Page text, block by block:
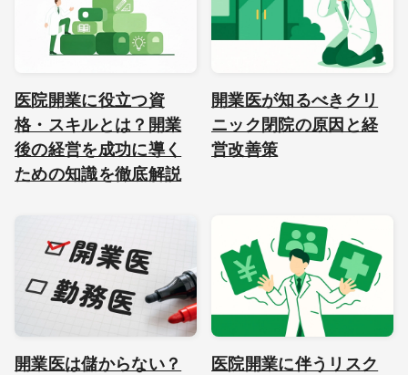
医院開業に役立つ資
格・スキルとは？開業
後の経営を成功に導く
ための知識を徹底解説
開業医が知るべきクリ
ニック閉院の原因と経
営改善策
開業医は儲からない？
医院開業に伴うリスク